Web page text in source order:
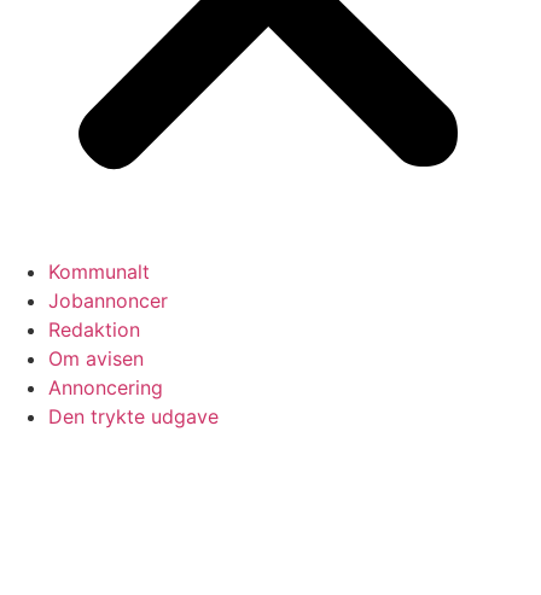
Kommunalt
Jobannoncer
Redaktion
Om avisen
Annoncering
Den trykte udgave